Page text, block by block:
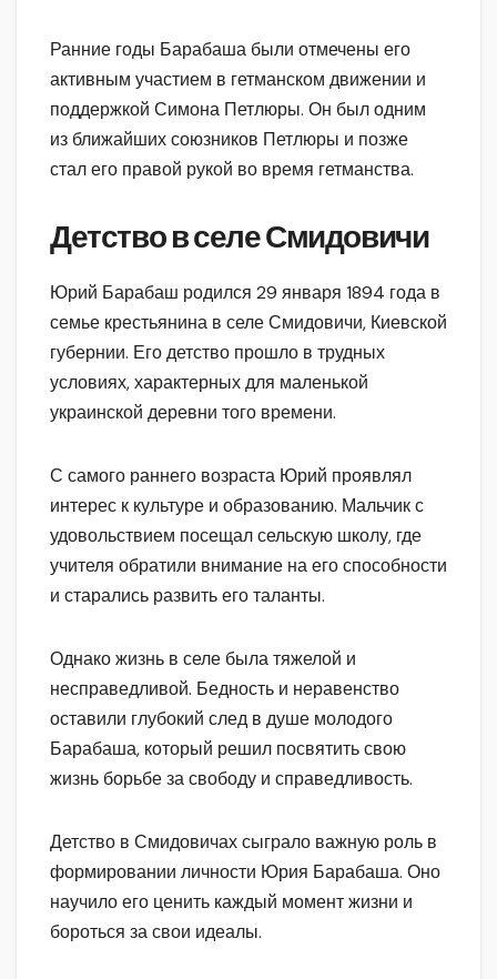
Ранние годы Барабаша были отмечены его
активным участием в гетманском движении и
поддержкой Симона Петлюры. Он был одним
из ближайших союзников Петлюры и позже
стал его правой рукой во время гетманства.
Детство в селе Смидовичи
Юрий Барабаш родился 29 января 1894 года в
семье крестьянина в селе Смидовичи, Киевской
губернии. Его детство прошло в трудных
условиях, характерных для маленькой
украинской деревни того времени.
С самого раннего возраста Юрий проявлял
интерес к культуре и образованию. Мальчик с
удовольствием посещал сельскую школу, где
учителя обратили внимание на его способности
и старались развить его таланты.
Однако жизнь в селе была тяжелой и
несправедливой. Бедность и неравенство
оставили глубокий след в душе молодого
Барабаша, который решил посвятить свою
жизнь борьбе за свободу и справедливость.
Детство в Смидовичах сыграло важную роль в
формировании личности Юрия Барабаша. Оно
научило его ценить каждый момент жизни и
бороться за свои идеалы.